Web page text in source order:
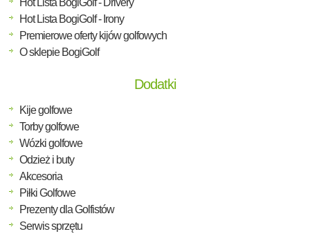
Hot Lista BogiGolf - Drivery
Hot Lista BogiGolf - Irony
Premierowe oferty kijów golfowych
O sklepie BogiGolf
Dodatki
Kije golfowe
Torby golfowe
Wózki golfowe
Odzież i buty
Akcesoria
Piłki Golfowe
Prezenty dla Golfistów
Serwis sprzętu